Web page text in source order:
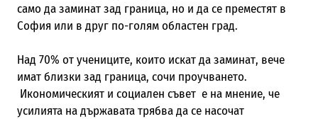
само да заминат зад граница, но и да се преместят в
София или в друг по-голям областен град.
Над 70% от учениците, които искат да заминат, вече
имат близки зад граница, сочи проучването.
Икономическият и социален съвет е на мнение, че
усилията на държавата трябва да се насочат